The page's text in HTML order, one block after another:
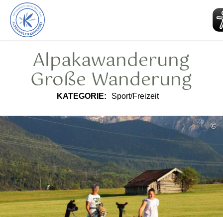
zurück
zur
Startseite
Alpakawanderung
Große Wanderung
KATEGORIE: Sport/Freizeit
©